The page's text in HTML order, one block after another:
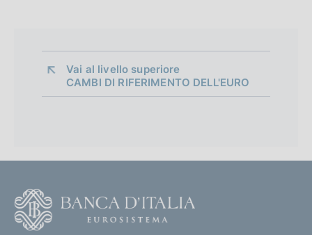
Vai al livello superiore
CAMBI DI RIFERIMENTO DELL'EURO